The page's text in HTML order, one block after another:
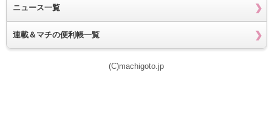
ニュース一覧
連載＆マチの便利帳一覧
(C)machigoto.jp